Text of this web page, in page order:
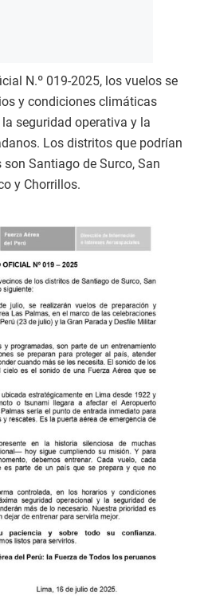
N.º 019-2025, los vuelos se
y condiciones climáticas
seguridad operativa y la
Los distritos que podrían
Santiago de Surco, San
y Chorrillos.